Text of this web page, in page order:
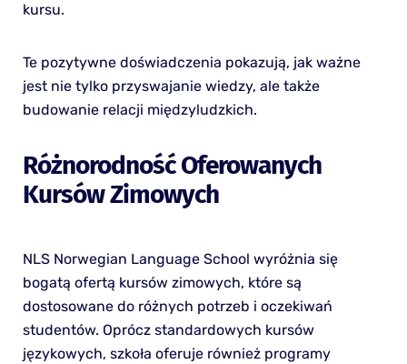
kursu.
Te pozytywne doświadczenia pokazują, jak ważne
jest nie tylko przyswajanie wiedzy, ale także
budowanie relacji międzyludzkich.
Różnorodność Oferowanych
Kursów Zimowych
NLS Norwegian Language School wyróżnia się
bogatą ofertą kursów zimowych, które są
dostosowane do różnych potrzeb i oczekiwań
studentów. Oprócz standardowych kursów
językowych, szkoła oferuje również programy